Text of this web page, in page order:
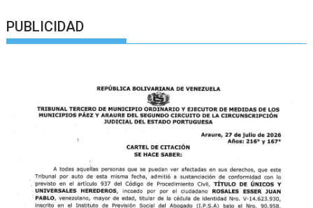
PUBLICIDAD